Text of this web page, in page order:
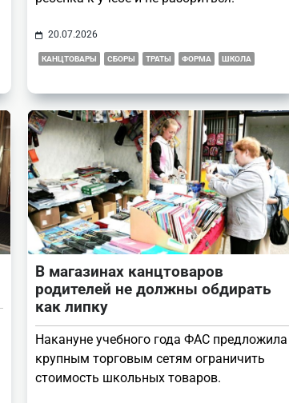
20.07.2026
КАНЦТОВАРЫ СБОРЫ ТРАТЫ ФОРМА ШКОЛА
В магазинах канцтоваров
родителей не должны обдирать
как липку
Накануне учебного года ФАС предложила
крупным торговым сетям ограничить
стоимость школьных товаров.